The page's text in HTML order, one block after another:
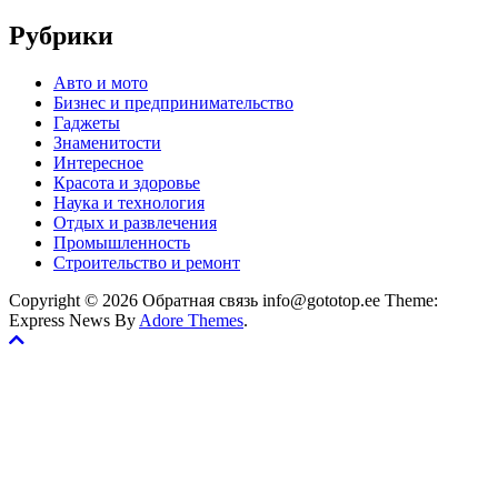
Рубрики
Авто и мото
Бизнес и предпринимательство
Гаджеты
Знаменитости
Интересное
Красота и здоровье
Наука и технология
Отдых и развлечения
Промышленность
Строительство и ремонт
Copyright © 2026 Обратная связь info@gototop.ee Theme:
Express News By Adore Themes.